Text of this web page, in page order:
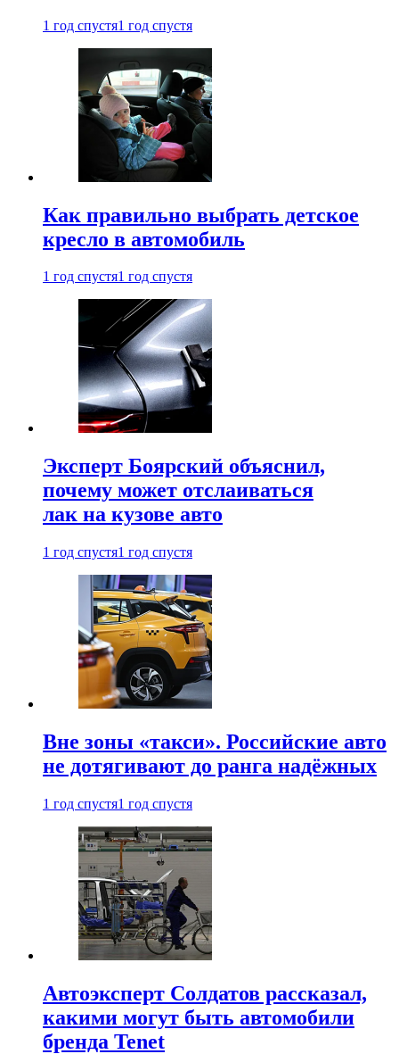
1 год спустя1 год спустя
Как правильно выбрать детское
кресло в автомобиль
1 год спустя1 год спустя
Эксперт Боярский объяснил,
почему может отслаиваться
лак на кузове авто
1 год спустя1 год спустя
Вне зоны «такси». Российские авто
не дотягивают до ранга надёжных
1 год спустя1 год спустя
Автоэксперт Солдатов рассказал,
какими могут быть автомобили
бренда Tenet